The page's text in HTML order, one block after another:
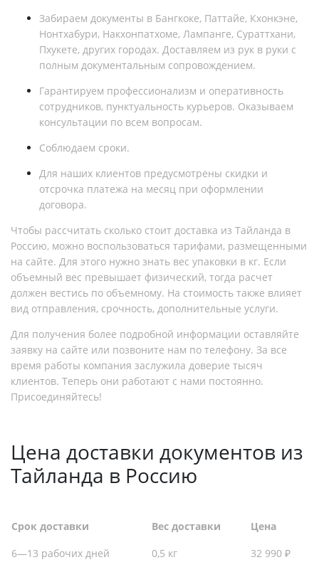
Забираем документы в Бангкоке, Паттайе, Кхонкэне,
Нонтхабури, Накхонпатхоме, Лампанге, Сураттхани,
Пхукете, других городах. Доставляем из рук в руки с
полным документальным сопровождением.
Гарантируем профессионализм и оперативность
сотрудников, пунктуальность курьеров. Оказываем
консультации по всем вопросам.
Соблюдаем сроки.
Для наших клиентов предусмотрены скидки и
отсрочка платежа на месяц при оформлении
договора.
Чтобы рассчитать сколько стоит доставка из Тайланда в
Россию, можно воспользоваться тарифами, размещенными
на сайте. Для этого нужно знать вес упаковки в кг. Если
объемный вес превышает физический, тогда расчет
должен вестись по объемному. На стоимость также влияет
вид отправления, срочность, дополнительные услуги.
Для получения более подробной информации оставляйте
заявку на сайте или позвоните нам по телефону. За все
время работы компания заслужила доверие тысяч
клиентов. Теперь они работают с нами постоянно.
Присоединяйтесь!
Цена доставки документов из
Тайланда в Россию
Срок доставки Вес доставки
Цена
6—13 рабочих дней
0,5 кг
32 990 ₽